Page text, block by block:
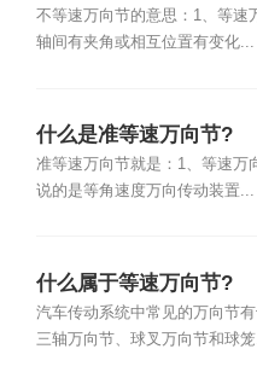
不等速万向节的意思：1、等速
轴间有夹角或相互位置有变化...
什么是准等速万向节?
准等速万向节就是：1、等速万
说的是等角速度万向传动装置...
什么属于等速万向节?
汽车传动系统中常见的万向节有
三轴万向节、球叉万向节和球